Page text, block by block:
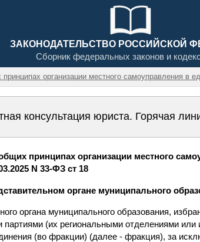
ЗАКОНОДАТЕЛЬСТВО РОССИЙСКОЙ
Сборник федеральных законов и
организации местного самоуправления в
консультация юриста. Горячая
принципах организации местного
N 33-ФЗ ст 18
органе муниципального
органа муниципального образования,
партиями (их региональными отделениями
(во фракции) (далее - фракция), за